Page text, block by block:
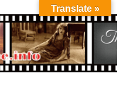
Translate »